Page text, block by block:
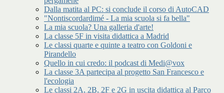
Dalla matita al PC: si conclude il corso di AutoCAD
"Nontiscordardimé - La mia scuola si fa bella"
La mia scuola? Una galleria d'arte!
La classe 5F in visita didattica a Madrid
Le classi quarte e quinte a teatro con Goldoni e
Pirandello
Quello in cui credo: il podcast di Medi@vox
La classe 3A partecipa al progetto San Francesco e
l'ecologia
Le classi 2A, 2B, 2F e 2G in uscita didattica al Parco